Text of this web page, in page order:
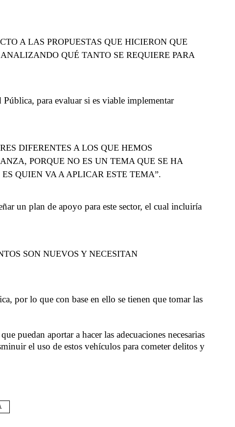
A LAS PROPUESTAS QUE HICIERON QUE
QUÉ TANTO SE REQUIERE PARA
para evaluar si es viable implementar
DIFERENTES A LOS QUE HEMOS
PORQUE NO ES UN TEMA QUE SE HA
QUIEN VA A APLICAR ESTE TEMA”.
un plan de apoyo para este sector, el cual incluiría
SON NUEVOS Y NECESITAN
por lo que con base en ello se tienen que tomar las
puedan aportar a hacer las adecuaciones necesarias
el uso de estos vehículos para cometer delitos y